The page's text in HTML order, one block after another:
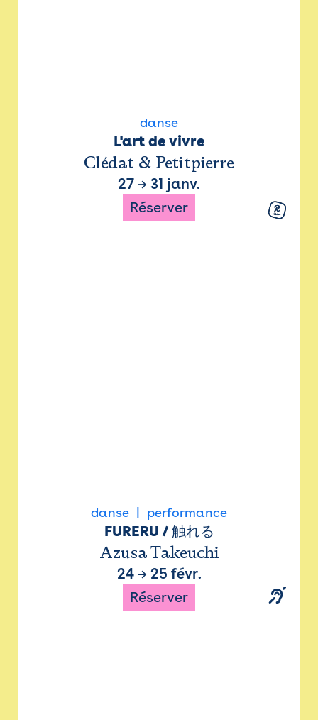
danse
L'art de vivre
Clédat & Petitpierre
27 → 31 janv.
Réserver
danse performance
FURERU / 触れる
Azusa Takeuchi
24→ 25 févr.
Réserver